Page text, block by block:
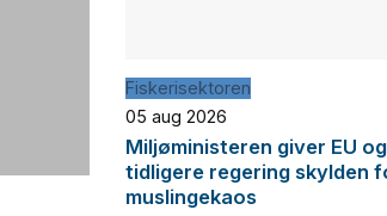
Fiskerisektoren
05 aug 2026
Miljøministeren giver EU
tidligere regering skylden
muslingekaos